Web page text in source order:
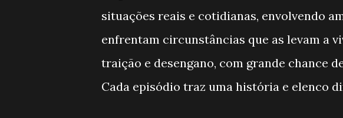
situações reais e cotidianas, envolvendo
enfrentam circunstâncias que as levam a
traição e desengano, com grande chance
Cada episódio traz uma história e elenco